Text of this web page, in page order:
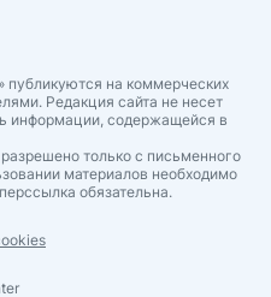
публикуются на коммерческих
Редакция сайта не несет
информации, содержащейся в
только с письменного
материалов необходимо
обязательна.